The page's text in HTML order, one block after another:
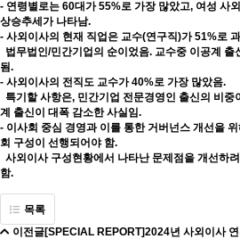
- 연령별로는 60대가 55%로 가장 많았고, 여성 사
상승추세가 나타남.
- 사외이사의 현재 직업은 교수(연구직)가 51%로
법무법인/민간기업의 순이었음. 교수중 이공계
됨.
- 사외이사의 전직도 교수가 40%로 가장 많았음.
특기할 사항은, 민간기업 전문경영인 출신의 비
계 출신이 대폭 감소한 사실임.
- 이사회 중심 경영과 이를 통한 거버넌스 개선을
회 구성이 선행되어야 함.
사외이사 구성현황에서 나타난 문제점을 개선하
함.
목록
이전글[SPECIAL REPORT]2024년 사외이사